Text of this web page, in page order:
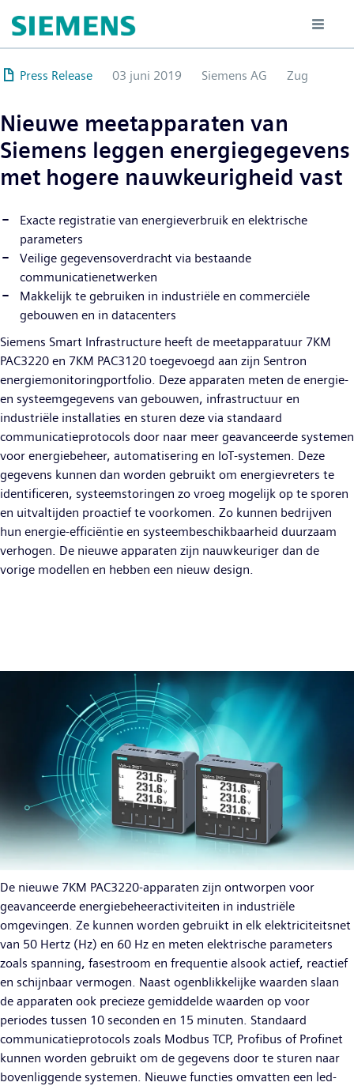
en
naar
de
inhoud
Press Release 03 juni 2019 Siemens AG Zug
Nieuwe meetapparaten van
Siemens leggen energiegegevens
met hogere nauwkeurigheid vast
Exacte registratie van energieverbruik en elektrische
parameters
Veilige gegevensoverdracht via bestaande
communicatienetwerken
Makkelijk te gebruiken in industriële en commerciële
gebouwen en in datacenters
Siemens Smart Infrastructure heeft de meetapparatuur 7KM
PAC3220 en 7KM PAC3120 toegevoegd aan zijn Sentron
energiemonitoringportfolio. Deze apparaten meten de energie-
en systeemgegevens van gebouwen, infrastructuur en
industriële installaties en sturen deze via standaard
communicatieprotocols door naar meer geavanceerde systemen
voor energiebeheer, automatisering en IoT-systemen. Deze
gegevens kunnen dan worden gebruikt om energievreters te
identificeren, systeemstoringen zo vroeg mogelijk op te sporen
en uitvaltijden proactief te voorkomen. Zo kunnen bedrijven
hun energie-efficiëntie en systeembeschikbaarheid duurzaam
verhogen. De nieuwe apparaten zijn nauwkeuriger dan de
vorige modellen en hebben een nieuw design.
De nieuwe 7KM PAC3220-apparaten zijn ontworpen voor
geavanceerde energiebeheeractiviteiten in industriële
omgevingen. Ze kunnen worden gebruikt in elk elektriciteitsnet
van 50 Hertz (Hz) en 60 Hz en meten elektrische parameters
zoals spanning, fasestroom en frequentie alsook actief, reactief
en schijnbaar vermogen. Naast ogenblikkelijke waarden slaan
de apparaten ook precieze gemiddelde waarden op voor
periodes tussen 10 seconden en 15 minuten. Standaard
communicatieprotocols zoals Modbus TCP, Profibus of Profinet
kunnen worden gebruikt om de gegevens door te sturen naar
bovenliggende systemen. Nieuwe functies omvatten een led-